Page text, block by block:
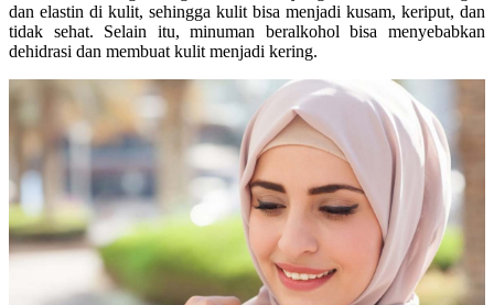
dan elastin di kulit, sehingga kulit bisa menjadi kusam, keriput, dan
tidak sehat. Selain itu, minuman beralkohol bisa menyebabkan
dehidrasi dan membuat kulit menjadi kering.